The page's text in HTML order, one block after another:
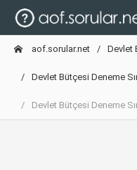
aof.sorular.net Devlet
Devlet Bütçesi Deneme
Devlet Bütçesi Deneme